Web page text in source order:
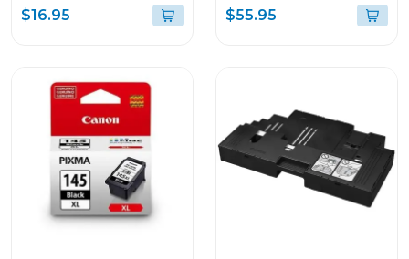
$16.95
cartuchos de tinta 3610
$55.95